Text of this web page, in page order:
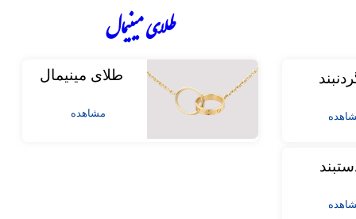
طلای مینیمال
طلای مینیمال
مشاهده